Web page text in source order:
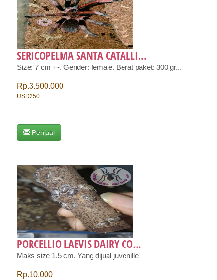
SERICOPELMA SANTA CATALLI...
Size: 7 cm +-. Gender: female. Berat paket: 300 gr...
Rp.3.500.000
USD250
Penjual
PORCELLIO LAEVIS DAIRY CO...
Maks size 1.5 cm. Yang dijual juvenille
Rp.10.000